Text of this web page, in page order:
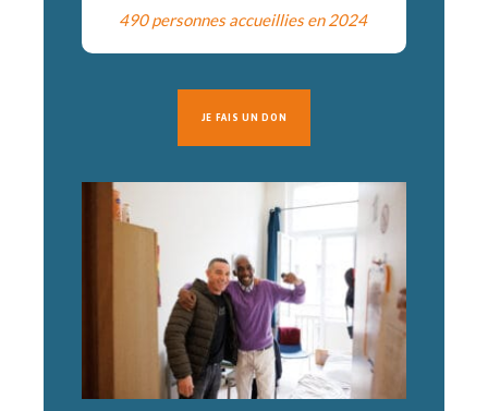
490 personnes accueillies en 2024
JE FAIS UN DON